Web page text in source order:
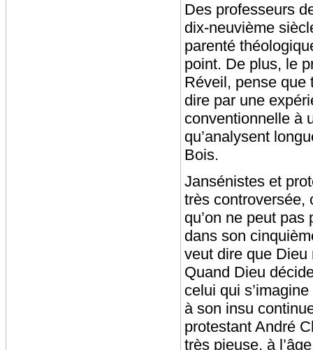
Des professeurs
dix-neuvième
parenté
point. De plus, le
Réveil, pense que
dire par une
conventionnelle à
qu’analysent
Bois.
Jansénistes et
très controversée,
qu’on ne peut
dans son
veut dire que Dieu
Quand Dieu
celui qui
à son insu
protestant André
très pieuse, à